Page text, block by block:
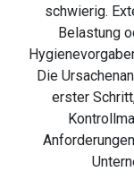
schwierig.
Belastung
Die
erster